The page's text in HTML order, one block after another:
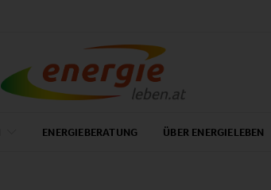
ENERGIEBERATUNG ÜBER ENERGIELEBEN